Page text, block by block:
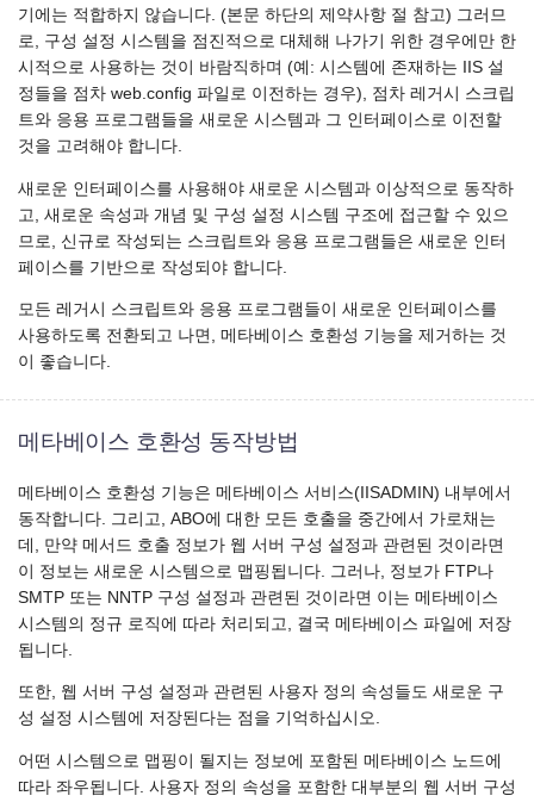
기에는 적합하지 않습니다. (본문 하단의 제약사항 절 참고) 그러므
로, 구성 설정 시스템을 점진적으로 대체해 나가기 위한 경우에만 한
시적으로 사용하는 것이 바람직하며 (예: 시스템에 존재하는 IIS 설
정들을 점차 web.config 파일로 이전하는 경우), 점차 레거시 스크립
트와 응용 프로그램들을 새로운 시스템과 그 인터페이스로 이전할
것을 고려해야 합니다.
새로운 인터페이스를 사용해야 새로운 시스템과 이상적으로 동작하
고, 새로운 속성과 개념 및 구성 설정 시스템 구조에 접근할 수 있으
므로, 신규로 작성되는 스크립트와 응용 프로그램들은 새로운 인터
페이스를 기반으로 작성되야 합니다.
모든 레거시 스크립트와 응용 프로그램들이 새로운 인터페이스를
사용하도록 전환되고 나면, 메타베이스 호환성 기능을 제거하는 것
이 좋습니다.
메타베이스 호환성 동작방법
메타베이스 호환성 기능은 메타베이스 서비스(IISADMIN) 내부에서
동작합니다. 그리고, ABO에 대한 모든 호출을 중간에서 가로채는
데, 만약 메서드 호출 정보가 웹 서버 구성 설정과 관련된 것이라면
이 정보는 새로운 시스템으로 맵핑됩니다. 그러나, 정보가 FTP나
SMTP 또는 NNTP 구성 설정과 관련된 것이라면 이는 메타베이스
시스템의 정규 로직에 따라 처리되고, 결국 메타베이스 파일에 저장
됩니다.
또한, 웹 서버 구성 설정과 관련된 사용자 정의 속성들도 새로운 구
성 설정 시스템에 저장된다는 점을 기억하십시오.
어떤 시스템으로 맵핑이 될지는 정보에 포함된 메타베이스 노드에
따라 좌우됩니다. 사용자 정의 속성을 포함한 대부분의 웹 서버 구성